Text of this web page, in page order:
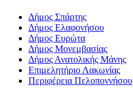
Δήμος Σπάρτης
Δήμος Ελαφονήσου
Δήμος Ευρώτα
Δήμος Μονεμβασίας
Δήμος Ανατολικής Μάνης
Επιμελητήριο Λακωνίας
Περιφέρεια Πελοποννήσου